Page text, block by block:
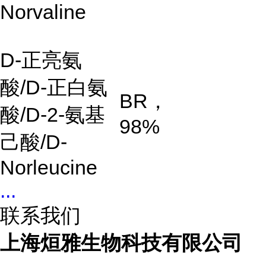
Norvaline
D-正亮氨
酸/D-正白氨
酸/D-2-氨基
己酸/D-
Norleucine
BR，
98%
...
联系我们
上海烜雅生物科技有限公司